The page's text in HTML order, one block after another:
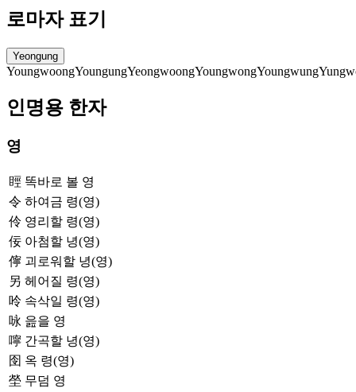
로마자 표기
Yeongung
YoungwoongYoungungYeongwoongYoungwongYoungwung
인명용 한자
영
䀴 똑바로 볼 영
令 하여금 령(영)
伶 영리할 령(영)
佞 아첨할 녕(영)
儜 괴로워할 녕(영)
另 헤어질 령(영)
呤 속삭일 령(영)
咏 읊을 영
嚀 간곡할 녕(영)
囹 옥 령(영)
塋 무덤 영